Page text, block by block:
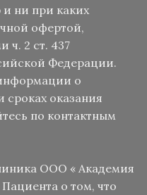
ни при каких
офертой,
ч. 2 ст. 437
Федерации.
о
оказания
по контактным
ООО « Академия
о том, что